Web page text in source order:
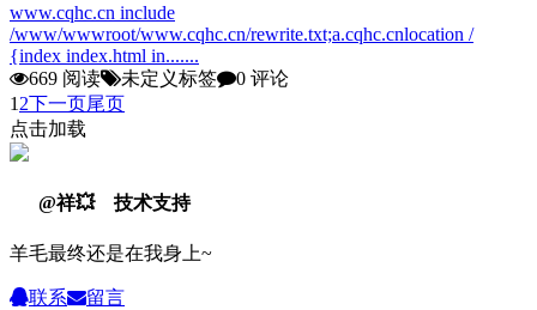
www.cqhc.cn include
/www/wwwroot/www.cqhc.cn/rewrite.txt;a.cqhc.cnlocation /
{index index.html in.......
669 阅读
未定义标签
0 评论
1 2下一页尾页
点击加载
@祥💥 技术支持
羊毛最终还是在我身上~
联系 留言